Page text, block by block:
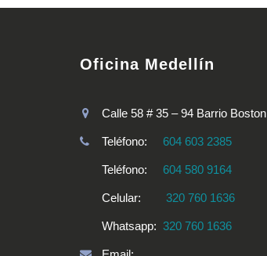
Oficina Medellín
Calle 58 # 35 – 94 Barrio Boston
Teléfono: 604 603 2385
Teléfono: 604 580 9164
Celular: 320 760 1636
Whatsapp: 320 760 1636